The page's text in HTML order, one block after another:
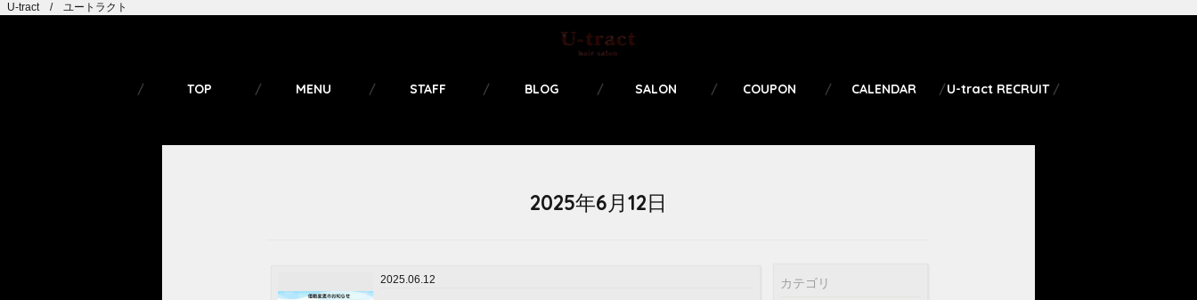
U-tract / ユートラクト
TOP MENU STAFF BLOG SALON COUPON CALENDAR U-tract RECRUIT
2025年6月12日
2025.06.12 カテゴリ